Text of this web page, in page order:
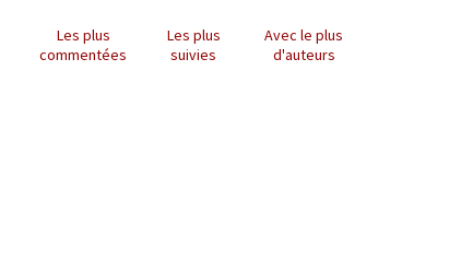
Les plus
commentées
Les plus
suivies
Avec le plus
d'auteurs